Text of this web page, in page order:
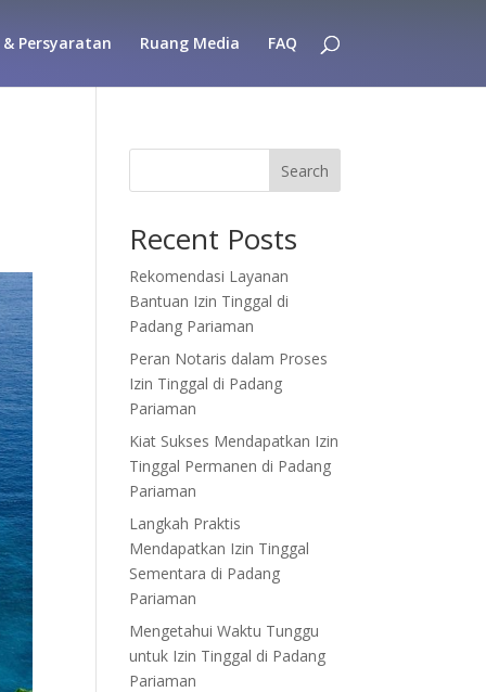
& Persyaratan Ruang Media FAQ
Search
Recent Posts
Rekomendasi Layanan
Bantuan Izin Tinggal di
Padang Pariaman
Peran Notaris dalam Proses
Izin Tinggal di Padang
Pariaman
Kiat Sukses Mendapatkan Izin
Tinggal Permanen di Padang
Pariaman
Langkah Praktis
Mendapatkan Izin Tinggal
Sementara di Padang
Pariaman
Mengetahui Waktu Tunggu
untuk Izin Tinggal di Padang
Pariaman